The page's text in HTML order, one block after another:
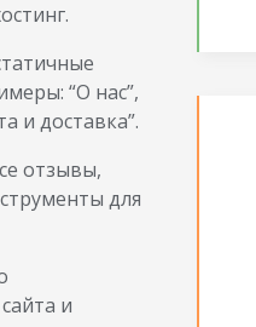
“О нас”,
и доставка”.
отзывы,
для
и